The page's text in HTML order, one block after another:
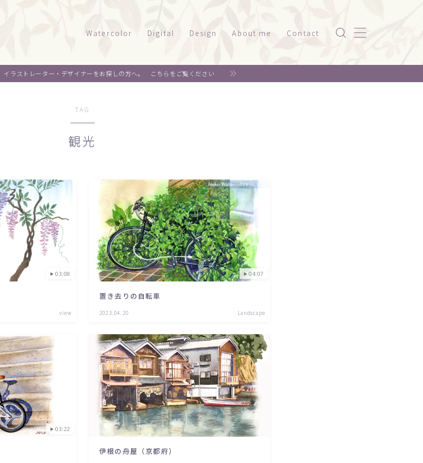
Watercolor
建物
ライフスタイル
麺類
スイーツ
野菜・くだもの
いきもの
植物
女性
キッズ・ファミリー
男性
Digital
テクニカルイラスト
Design
パッケージ（美容・健康）
オリジナルグッズ
ウェア
About me Contact
デザイン
About me
Contact
イラストレーター・デザイナーをお探しの方へ。 こちらをご覧ください
TAG
観光
03:08
view
04:07
置き去りの自転車
2023.04.20 Landscape
03:22
伊根の舟屋（京都府）